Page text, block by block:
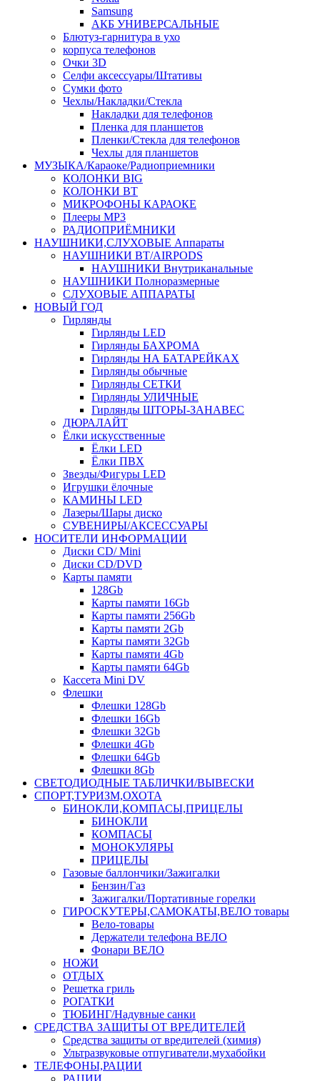
Samsung
АКБ УНИВЕРСАЛЬНЫЕ
Блютуз-гарнитура в ухо
корпуса телефонов
Очки 3D
Селфи аксессуары/Штативы
Сумки фото
Чехлы/Накладки/Стекла
Накладки для телефонов
Пленка для планшетов
Пленки/Стекла для телефонов
Чехлы для планшетов
МУЗЫКА/Караоке/Радиоприемники
КОЛОНКИ BIG
КОЛОНКИ BT
МИКРОФОНЫ КАРАОКЕ
Плееры MP3
РАДИОПРИЁМНИКИ
НАУШНИКИ,СЛУХОВЫЕ Аппараты
НАУШНИКИ BT/AIRPODS
НАУШНИКИ Внутриканальные
НАУШНИКИ Полноразмерные
СЛУХОВЫЕ АППАРАТЫ
НОВЫЙ ГОД
Гирлянды
Гирлянды LED
Гирлянды БАХРОМА
Гирлянды НА БАТАРЕЙКАХ
Гирлянды обычные
Гирлянды СЕТКИ
Гирлянды УЛИЧНЫЕ
Гирлянды ШТОРЫ-ЗАНАВЕС
ДЮРАЛАЙТ
Ёлки искусственные
Ёлки LED
Ёлки ПВХ
Звезды/Фигуры LED
Игрушки ёлочные
КАМИНЫ LED
Лазеры/Шары диско
СУВЕНИРЫ/АКСЕССУАРЫ
НОСИТЕЛИ ИНФОРМАЦИИ
Диски CD/ Mini
Диски CD/DVD
Карты памяти
128Gb
Карты памяти 16Gb
Карты памяти 256Gb
Карты памяти 2Gb
Карты памяти 32Gb
Карты памяти 4Gb
Карты памяти 64Gb
Кассета Mini DV
Флешки
Флешки 128Gb
Флешки 16Gb
Флешки 32Gb
Флешки 4Gb
Флешки 64Gb
Флешки 8Gb
СВЕТОДИОДНЫЕ ТАБЛИЧКИ/ВЫВЕСКИ
СПОРТ,ТУРИЗМ,ОХОТА
БИНОКЛИ,КОМПАСЫ,ПРИЦЕЛЫ
БИНОКЛИ
КОМПАСЫ
МОНОКУЛЯРЫ
ПРИЦЕЛЫ
Газовые баллончики/Зажигалки
Бензин/Газ
Зажигалки/Портативные горелки
ГИРОСКУТЕРЫ,САМОКАТЫ,ВЕЛО товары
Вело-товары
Держатели телефона ВЕЛО
Фонари ВЕЛО
НОЖИ
ОТДЫХ
Решетка гриль
РОГАТКИ
ТЮБИНГ/Надувные санки
СРЕДСТВА ЗАЩИТЫ ОТ ВРЕДИТЕЛЕЙ
Средства защиты от вредителей (химия)
Ультразвуковые отпугиватели,мухабойки
ТЕЛЕФОНЫ,РАЦИИ
РАЦИИ